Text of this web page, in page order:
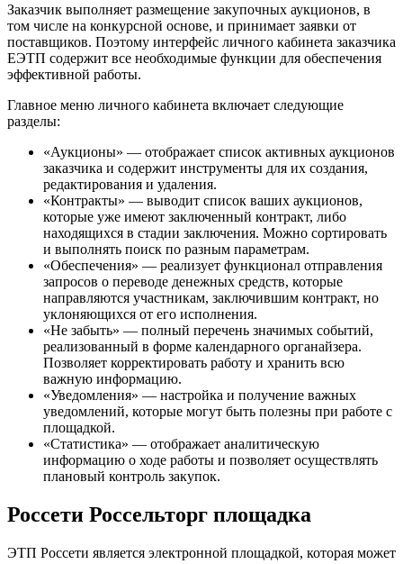
Заказчик выполняет размещение закупочных аукционов, в
том числе на конкурсной основе, и принимает заявки от
поставщиков. Поэтому интерфейс личного кабинета заказчика
ЕЭТП содержит все необходимые функции для обеспечения
эффективной работы.
Главное меню личного кабинета включает следующие
разделы:
«Аукционы» — отображает список активных аукционов
заказчика и содержит инструменты для их создания,
редактирования и удаления.
«Контракты» — выводит список ваших аукционов,
которые уже имеют заключенный контракт, либо
находящихся в стадии заключения. Можно сортировать
и выполнять поиск по разным параметрам.
«Обеспечения» — реализует функционал отправления
запросов о переводе денежных средств, которые
направляются участникам, заключившим контракт, но
уклоняющихся от его исполнения.
«Не забыть» — полный перечень значимых событий,
реализованный в форме календарного органайзера.
Позволяет корректировать работу и хранить всю
важную информацию.
«Уведомления» — настройка и получение важных
уведомлений, которые могут быть полезны при работе с
площадкой.
«Статистика» — отображает аналитическую
информацию о ходе работы и позволяет осуществлять
плановый контроль закупок.
Россети Россельторг площадка
ЭТП Россети является электронной площадкой, которая может